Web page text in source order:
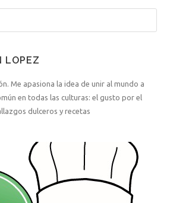
LOPEZ
Me apasiona la idea de unir al mundo a
en todas las culturas: el gusto por el
dulceros y recetas